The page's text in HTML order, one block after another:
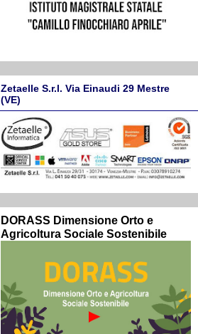
Zetaelle S.r.l. Via Einaudi 29 Mestre
(VE)
DORASS Dimensione Orto e
Agricoltura Sociale Sostenibile